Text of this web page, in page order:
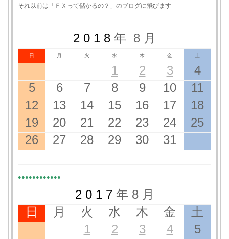
それ以前は「ＦＸって儲かるの？」のブログに飛びます
2 0 1 8 年 8 月
日 月 火 水 木 金 土
1 2 3
4
5
6 7 8 9 10
11
12
13 14 15 16 17
18
19
20 21 22 23 24
25
26
27 28 29 30 31
●●●●●●●●●●●●
2 0 1 7 年 8 月
日
月 火 水 木 金
土
1
2 3 4
5